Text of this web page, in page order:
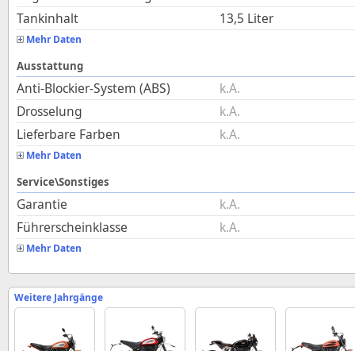
Tankinhalt
13,5 Liter
Mehr Daten
Ausstattung
Anti-Blockier-System (ABS)
k.A.
Drosselung
k.A.
Lieferbare Farben
k.A.
Mehr Daten
Service\Sonstiges
Garantie
k.A.
Führerscheinklasse
k.A.
Mehr Daten
Weitere Jahrgänge